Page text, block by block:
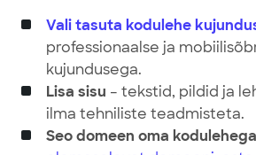
Vali tasuta kodulehe
professionaalse ja
kujundusega.
Lisa sisu – tekstid, pildid ja
ilma tehniliste teadmisteta.
Seo domeen oma kodulehega